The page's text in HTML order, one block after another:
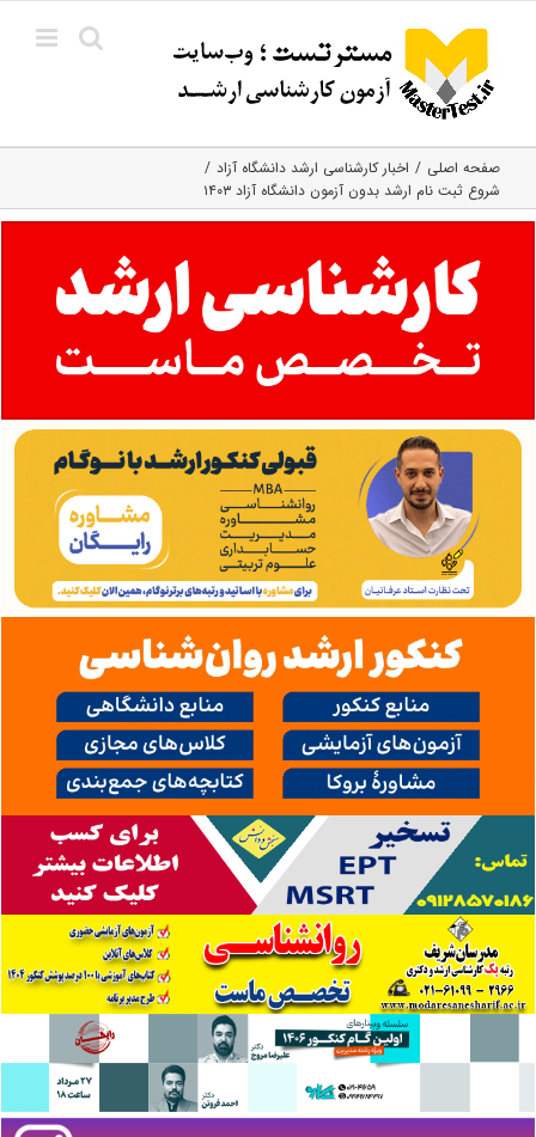
content
صفحه اصلی
اخبار کارشناسی ارشد دانشگاه آزاد
شروع ثبت نام ارشد بدون آزمون دانشگاه آزاد ۱۴۰۳